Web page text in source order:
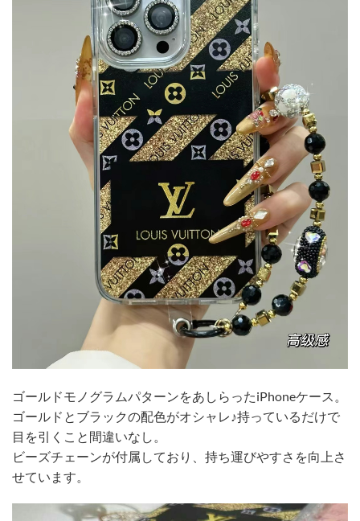
ゴールドモノグラムパターンをあしらったiPhoneケース。
ゴールドとブラックの配色がオシャレ♪持っているだけで
目を引くこと間違いなし。
ビーズチェーンが付属しており、持ち運びやすさを向上さ
せています。